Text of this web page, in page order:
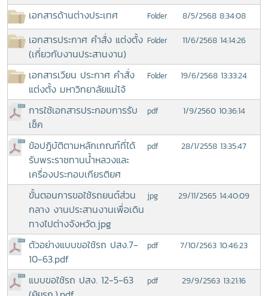
เอกสารด้านต่างประเทศ Folder 8/5/2568 8:34:08
เอกสารประกาศ คำสั่ง แต่งตั้ง
(เกี่ยวกับงานประสานงาน)
Folder 11/6/2568 14:14:26
เอกสารเวียน ประกาศ คำสั่ง
แต่งตั้ง มหาวิทยาลัยแม่โจ้
Folder 19/6/2568 13:33:24
การใช้เอกสารประกอบการรับ
เช็ค
pdf 1/9/2560 10:36:14
ข้อปฏิบัติตามหลักเกณฑ์ที่ได้
รับพระราชทานน้ำหลวงและ
เครื่องประกอบเกียรติยศ
pdf 28/1/2558 13:35:47
ขั้นตอนการขอใช้รถยนต์ส่วน
กลาง งานประสานงานเพื่อเดิน
ทางไปต่างจังหวัด.jpg
jpg 29/11/2565 14:40:09
ตัวอย่างแบบขอใช้รถ ปสง.7-
10-63.pdf
pdf 7/10/2563 10:46:23
แบบขอใช้รถ ปสง. 12-5-63
pdf 29/9/2563 13:21:16